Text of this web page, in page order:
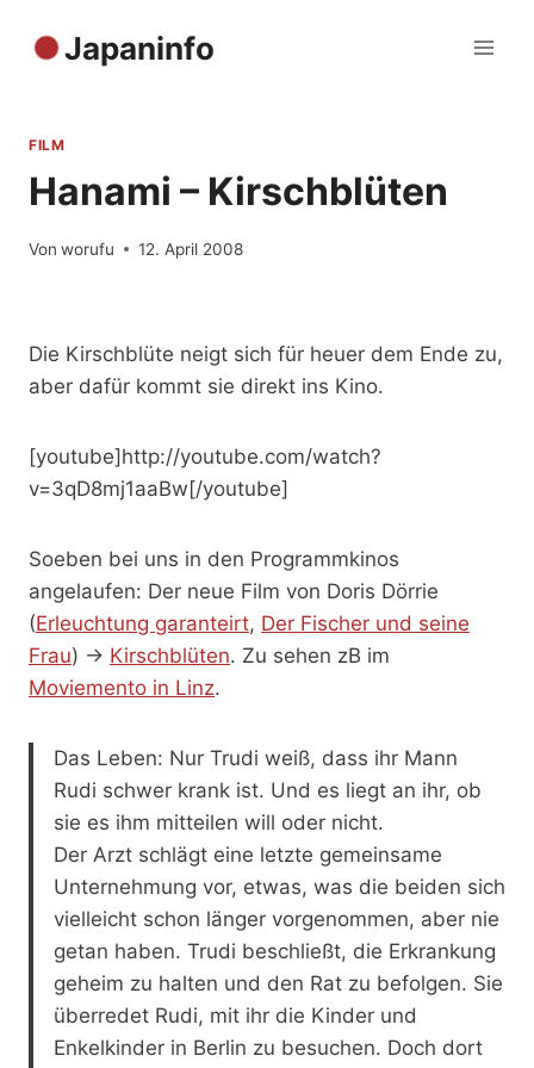
Inhalt
Japaninfo
FILM
Hanami – Kirschblüten
Von worufu 12. April 2008
Die Kirschblüte neigt sich für heuer dem Ende zu,
aber dafür kommt sie direkt ins Kino.
[youtube]http://youtube.com/watch?
v=3qD8mj1aaBw[/youtube]
Soeben bei uns in den Programmkinos
angelaufen: Der neue Film von Doris Dörrie
(Erleuchtung garanteirt, Der Fischer und seine
Frau) -> Kirschblüten. Zu sehen zB im
Moviemento in Linz.
Das Leben: Nur Trudi weiß, dass ihr Mann
Rudi schwer krank ist. Und es liegt an ihr, ob
sie es ihm mitteilen will oder nicht.
Der Arzt schlägt eine letzte gemeinsame
Unternehmung vor, etwas, was die beiden sich
vielleicht schon länger vorgenommen, aber nie
getan haben. Trudi beschließt, die Erkrankung
geheim zu halten und den Rat zu befolgen. Sie
überredet Rudi, mit ihr die Kinder und
Enkelkinder in Berlin zu besuchen. Doch dort